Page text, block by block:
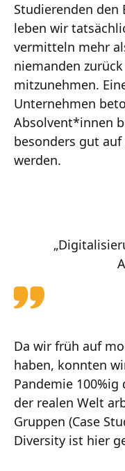
Studierenden den
leben wir
vermitteln mehr
niemanden
mitzunehmen.
Unternehmen
Absolvent*innen
besonders gut
werden.
Da wir früh auf
haben, konnten
Pandemie
der realen Welt
Gruppen (Case
Diversity ist hier